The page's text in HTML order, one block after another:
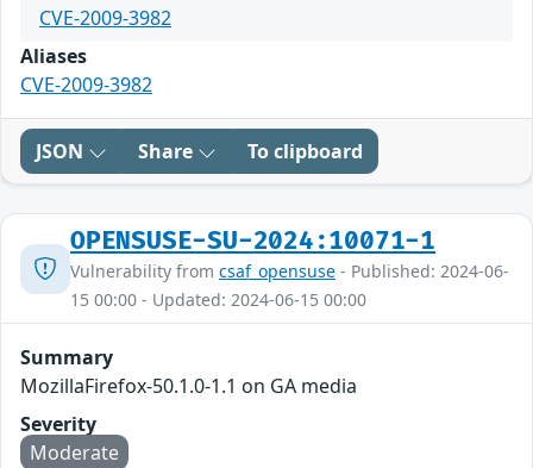
CVE-2009-3982
Aliases
CVE-2009-3982
JSON Share To clipboard
OPENSUSE-SU-2024:10071-1
Vulnerability from csaf_opensuse - Published: 2024-06-
15 00:00 - Updated: 2024-06-15 00:00
Summary
MozillaFirefox-50.1.0-1.1 on GA media
Severity
Moderate